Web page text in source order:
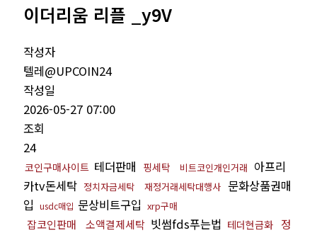
이더리움 리플 _y9V
작성자
텔레@UPCOIN24
작성일
2026-05-27 07:00
조회
24
코인구매사이트 테더판매 핑세탁 비트코인개인거래 아프리
카tv돈세탁 정치자금세탁 재정거래세탁대행사 문화상품권매
입
usdc매입 문상비트구입 xrp구매
잡코인판매 소액결제세탁 빗썸fds푸는법 테더현금화 정